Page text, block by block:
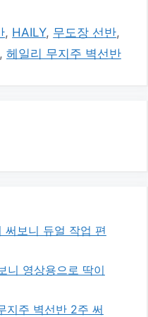
, HAILY, 무도장 선반,
, 헤일리 무지주 벽선반
써보니 듀얼 작업 편
니 영상용으로 딱이
지주 벽선반 2주 써